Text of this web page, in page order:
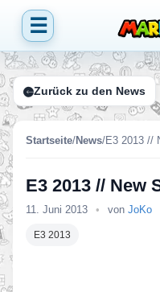
☰
Zurück zu den News
Startseite/News/E3 2013 //
E3 2013 // New
11. Juni 2013 • von JoKo
E3 2013